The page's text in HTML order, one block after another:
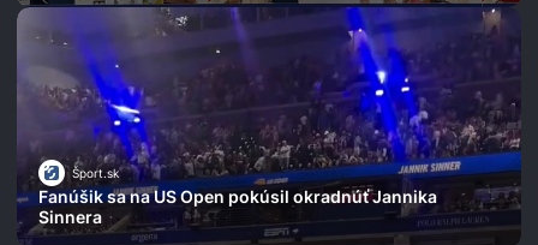
Šport.sk
Fanúšik sa na US Open pokúsil okradnúť Jannika
Sinnera